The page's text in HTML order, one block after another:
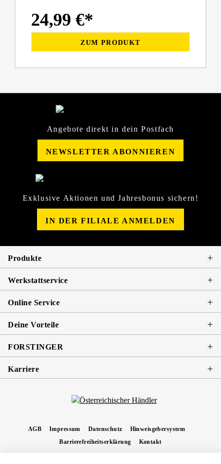
24,99 €*
ZUM PRODUKT
Angebote direkt in dein Postfach
NEWSLETTER ABONNIEREN
Exklusive Aktionen und Jahresbonus sichern!
IN DER FILIALE ANMELDEN
Produkte
Werkstattservice
Online Service
Deine Vorteile
FORSTINGER
Karriere
AGB Impressum Datenschutz
Hinweisgebersystem
Barrierefreiheitserklärung
Kontakt